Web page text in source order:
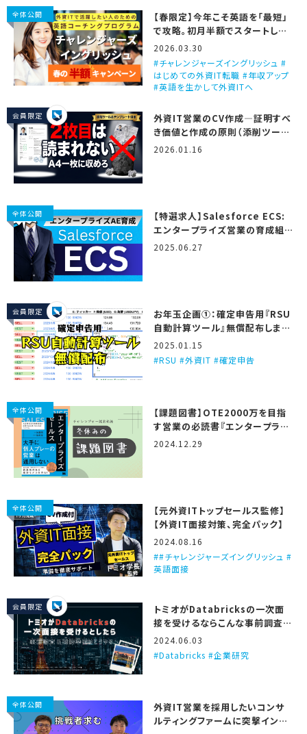
全体公開
【春限定】今年こそ英語を「最短」
で攻略。初月半額でスタートしま
せんか？
2026.03.30
チャレンジャーズイングリッシュ #
はじめての外資IT転職 #年収アップ
#英語を生かして外資ITへ
会員限定
外資IT営業のCV作成―証明すべ
き価値と作成の原則（添削ツール
＆テンプレート付き）
2026.01.16
全体公開
【特選求人】Salesforce ECS:
エンタープライズ営業の育成組
織…！ (2025/6/27更新)
2025.06.27
会員限定
お年玉企画①：確定申告用『RSU
自動計算ツール』無償配布しま
す！
2025.01.15
RSU #外資IT #確定申告
全体公開
【課題図書】OTE2000万を目指
す営業の必読書『エンタープライ
ズセールス』
2024.12.29
全体公開
【元外資ITトップセールス監修】
【外資IT面接対策、完全パック】
2024.08.16
#チャレンジャーズイングリッシュ #
英語面接
会員限定
トミオがDatabricksの一次面
接を受けるならこんな事前調査と
準備をする、という話
2024.06.03
Databricks #企業研究
全体公開
外資IT営業を採用したいコンサ
ルティングファームに突撃インタ